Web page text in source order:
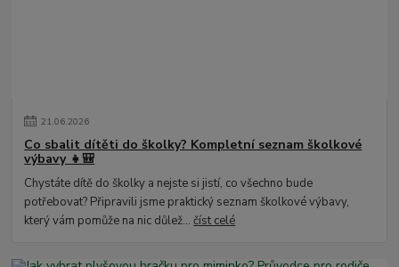
21.06.2026
Co sbalit dítěti do školky? Kompletní seznam školkové
výbavy 👧🎒
Chystáte dítě do školky a nejste si jistí, co všechno bude
potřebovat? Připravili jsme praktický seznam školkové výbavy,
který vám pomůže na nic důlež...číst celé